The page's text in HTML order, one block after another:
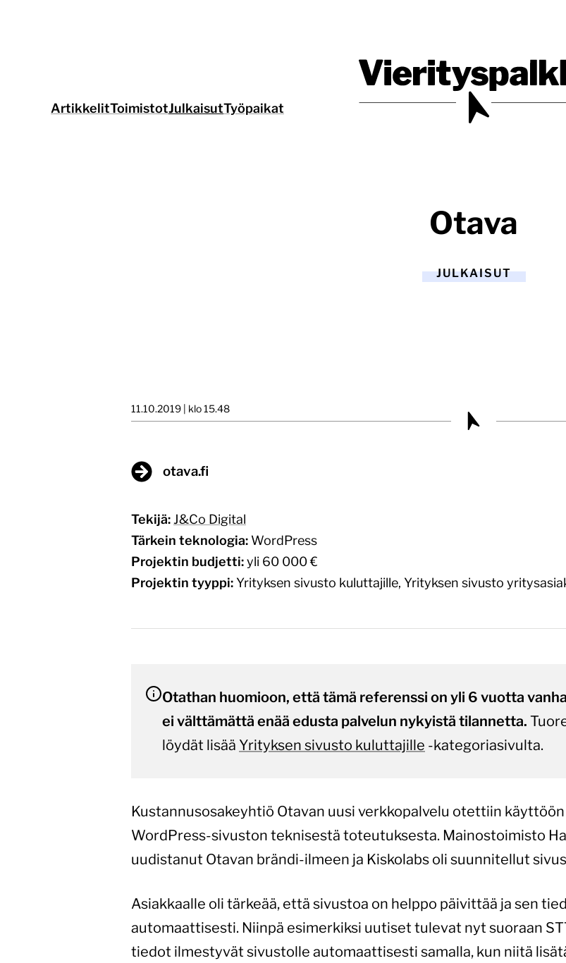
ArtikkelitToimistotJulkaisutTyöpaikat
Vierityspalkki.fi
Otava
JULKAISUT
11.10.2019 | klo 15.48
otava.fi
Tekijä: J&Co Digital
Tärkein teknologia: WordPress
Projektin budjetti:yli 60 000 €
Projektin tyyppi: Yrityksen sivusto kuluttajille, Yrityksen sivusto
Otathan huomioon, että tämä referenssi on yli 6 vuotta
ei välttämättä enää edusta palvelun nykyistä tilannetta.
löydät lisää Yrityksen sivusto kuluttajille -kategoriasivulta.
Kustannusosakeyhtiö Otavan uusi verkkopalvelu otettiin
WordPress-sivuston teknisestä toteutuksesta. Mainostoimisto
uudistanut Otavan brändi-ilmeen ja Kiskolabs oli suunnitellut
Asiakkaalle oli tärkeää, että sivustoa on helppo päivittää ja sen
automaattisesti. Niinpä esimerkiksi uutiset tulevat nyt suoraan
tiedot ilmestyvät sivustolle automaattisesti samalla, kun niitä